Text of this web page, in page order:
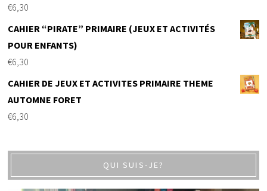
€6,30
CAHIER “PIRATE” PRIMAIRE (JEUX ET ACTIVITÉS
POUR ENFANTS)
€6,30
CAHIER DE JEUX ET ACTIVITES PRIMAIRE THEME
AUTOMNE FORET
€6,30
QUI SUIS-JE?